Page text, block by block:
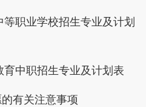
职业学校招生专业及计划
中职招生专业及计划表
有关注意事项